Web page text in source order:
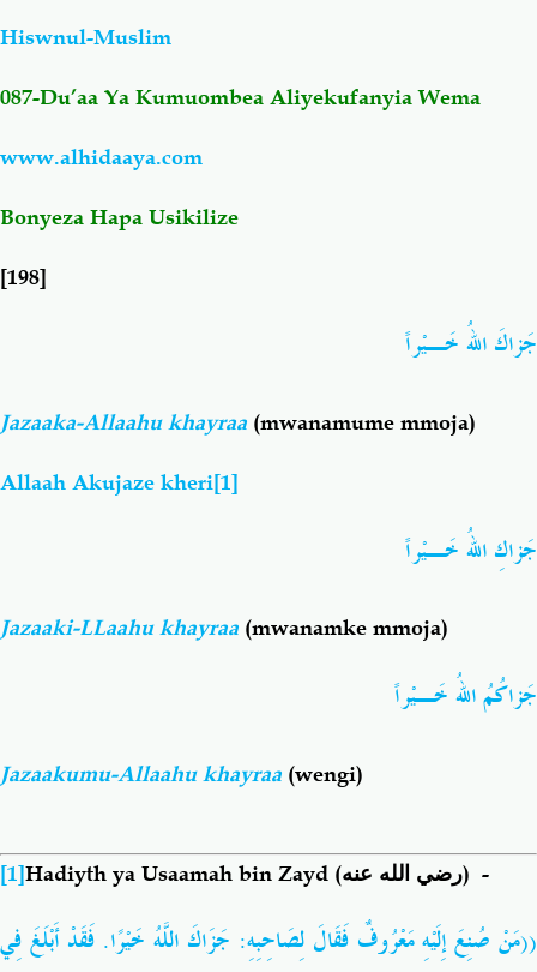
Shirki & Kufru
Firaq-Makundi
Chemsha Bongo
Hiswnul-Muslim
087-Du’aa Ya Kumuombea Aliyekufanyia Wema
www.alhidaaya.com
Bonyeza Hapa Usikilize
[198]
جَزاكَ اللهُ خَـيْراً
Jazaaka-Allaahu khayraa (mwanamume mmoja)
Allaah Akujaze kheri[1]
جَزاكِ اللهُ خَـيْراً
Jazaaki-LLaahu khayraa (mwanamke mmoja)
جَزاكُمُ اللهُ خَـيْراً
Jazaakumu-Allaahu khayraa (wengi)
[1]Hadiyth ya Usaamah bin Zayd (رضي الله عنه) -
((مَنْ صُنِعَ إِلَيْهِ مَعْرُوفٌ فَقَالَ لِصَاحِبِهِ: جَزَاكَ اللَّهُ خَيْرًا. فَقَدْ أَبْلَغَ فِي